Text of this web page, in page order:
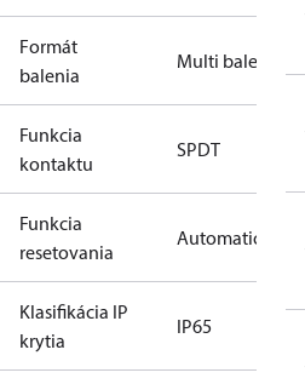
Formát
balenia
Multi balenie
Funkcia
kontaktu
SPDT
Funkcia
resetovania
Automatický
Klasifikácia IP
krytia
IP65